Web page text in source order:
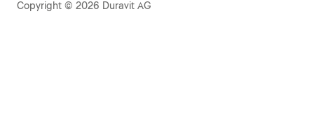
Copyright © 2026 Duravit AG